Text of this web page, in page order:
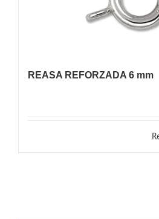
REASA REFORZADA 6 mm